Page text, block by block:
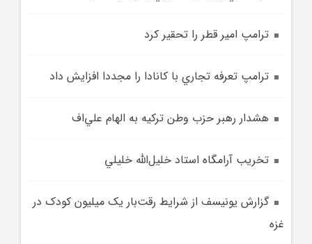
ترامپ امير قطر را تحقير کرد
ترامپ تعرفه تجاري با کانادا را مجددا افزايش داد
هشدار رهبر حزب وطن ترکيه به الهام علي‌اف
تخريب آرامگاه استاد خليل‌الله خليلي
گزارش يونيسف از شرايط رقت‌بار يک ميليون کودک در
غزه